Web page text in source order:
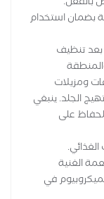
بضمان استخدام
بعد تنظيف
ومزيلات
الجلد. ينبغي
على
الغنية
في